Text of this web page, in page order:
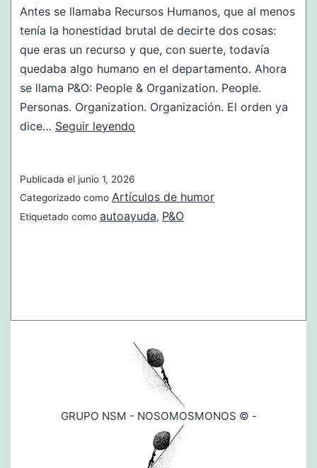
Antes se llamaba Recursos Humanos, que al menos
tenía la honestidad brutal de decirte dos cosas:
que eras un recurso y que, con suerte, todavía
quedaba algo humano en el departamento. Ahora
se llama P&O: People & Organization. People.
Personas. Organization. Organización. El orden ya
dice… Seguir leyendo
People
y
Publicada el junio 1, 2026
Categorizado como Artículos de humor
Etiquetado como autoayuda, P&O
GRUPO NSM - NOSOMOSMONOS © -